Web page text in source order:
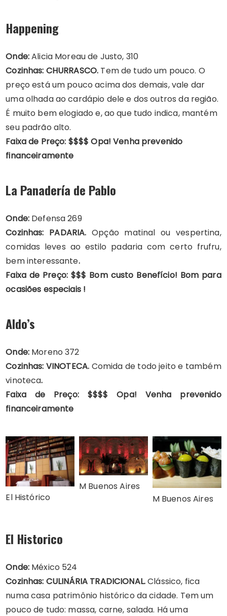
Happening
Onde:Alicia Moreau de Justo, 310
Cozinhas: CHURRASCO. Tem de tudo um pouco. O
preço está um pouco acima dos demais, vale dar
uma olhada ao cardápio dele e dos outros da região.
É muito bem elogiado e, ao que tudo indica, mantém
seu padrão alto.
Faixa de Preço: $$$$ Opa! Venha prevenido
financeiramente
La Panadería de Pablo
Onde:Defensa 269
Cozinhas: PADARIA. Opção matinal ou vespertina,
comidas leves ao estilo padaria com certo frufru,
bem interessante.
Faixa de Preço: $$$ Bom custo Benefício! Bom para
ocasiões especiais !
Aldo’s
Onde:Moreno 372
Cozinhas: VINOTECA. Comida de todo jeito e também
vinoteca.
Faixa de Preço: $$$$ Opa! Venha prevenido
financeiramente
El Histórico
M Buenos Aires
M Buenos Aires
El Historico
Onde:México 524
Cozinhas: CULINÁRIA TRADICIONAL.Clássico, fica
numa casa patrimônio histórico da cidade. Tem um
pouco de tudo: massa, carne, salada. Há uma